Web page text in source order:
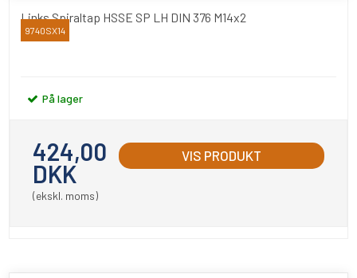
Links Spiraltap HSSE SP LH DIN 376 M14x2
YAMAWA
9740SX14
På lager
424,00
DKK
(ekskl. moms)
VIS PRODUKT